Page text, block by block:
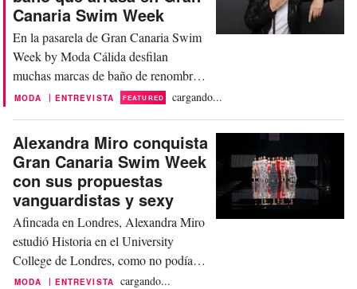
calzado y accesorios, con una edición
cargada de novedades entre las que
que...
Canaria Swim Week
En la pasarela de Gran Canaria Swim
Week by Moda Cálida desfilan
muchas marcas de baño de renombre y
algunas menos conocidas que también
All That She Loves ¿Por qué será?
Este año nos hemos propuesto
descubrir los motivos entrevistando a
la artífice de este sueño marino...
MODA | ENTREVISTA FEATURED cargando...
Alexandra Miro conquista
Gran Canaria Swim Week
con sus propuestas
vanguardistas y sexy
Afincada en Londres, Alexandra Miro
estudió Historia en el University
College de Londres, como no podía
ser de otra manera, porque su madre es
MODA | ENTREVISTA cargando...